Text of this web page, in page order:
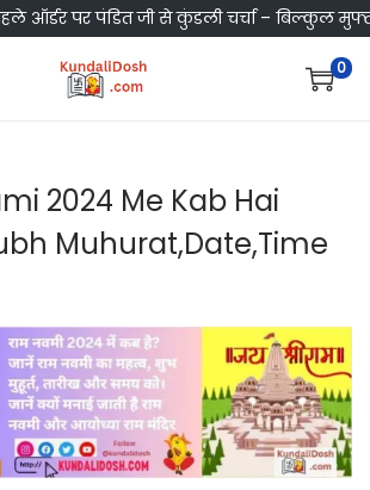
पहले ऑर्डर पर पंडित जी से कुंडली चर्चा – बिल्कुल
S
p
t
o
a
v
i
g
a
S
p
t
o
o
n
t
e
n
0
2024 Me Kab Hai
Muhurat,Date,Time